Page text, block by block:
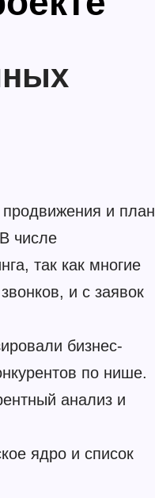
и план
числе
так как многие
и с заявок
бизнес-
по нише.
анализ и
ядро и список